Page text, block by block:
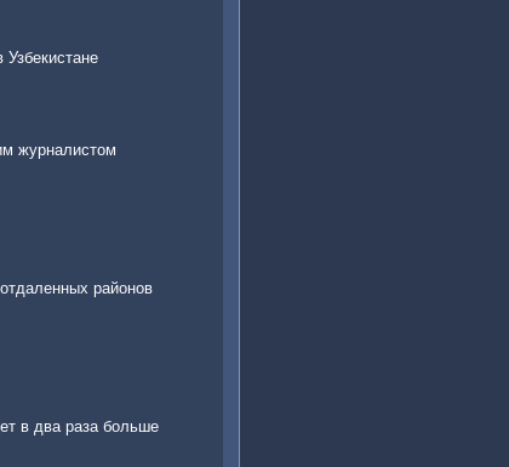
журналистом
районов
в два раза больше